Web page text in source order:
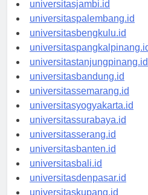
universitasjambi.id
universitaspalembang.id
universitasbengkulu.id
universitaspangkalpinang.id
universitastanjungpinang.id
universitasbandung.id
universitassemarang.id
universitasyogyakarta.id
universitassurabaya.id
universitasserang.id
universitasbanten.id
universitasbali.id
universitasdenpasar.id